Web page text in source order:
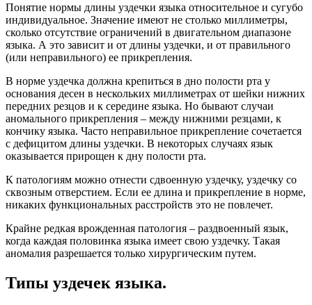
Понятие нормы длины уздечки языка относительное и сугубо
индивидуальное. Значение имеют не столько миллиметры,
сколько отсутствие ограничений в двигательном диапазоне
языка. А это зависит и от длины уздечки, и от правильного
(или неправильного) ее прикрепления.
В норме уздечка должна крепиться в дно полости рта у
основания десен в нескольких миллиметрах от шейки нижних
передних резцов и к середине языка. Но бывают случаи
аномального прикрепления – между нижними резцами, к
кончику языка. Часто неправильное прикрепление сочетается
с дефицитом длины уздечки. В некоторых случаях язык
оказывается прирощен к дну полости рта.
К патологиям можно отнести сдвоенную уздечку, уздечку со
сквозным отверстием. Если ее длина и прикрепление в норме,
никаких функциональных расстройств это не повлечет.
Крайне редкая врожденная патология – раздвоенный язык,
когда каждая половинка языка имеет свою уздечку. Такая
аномалия разрешается только хирургическим путем.
Типы уздечек языка.